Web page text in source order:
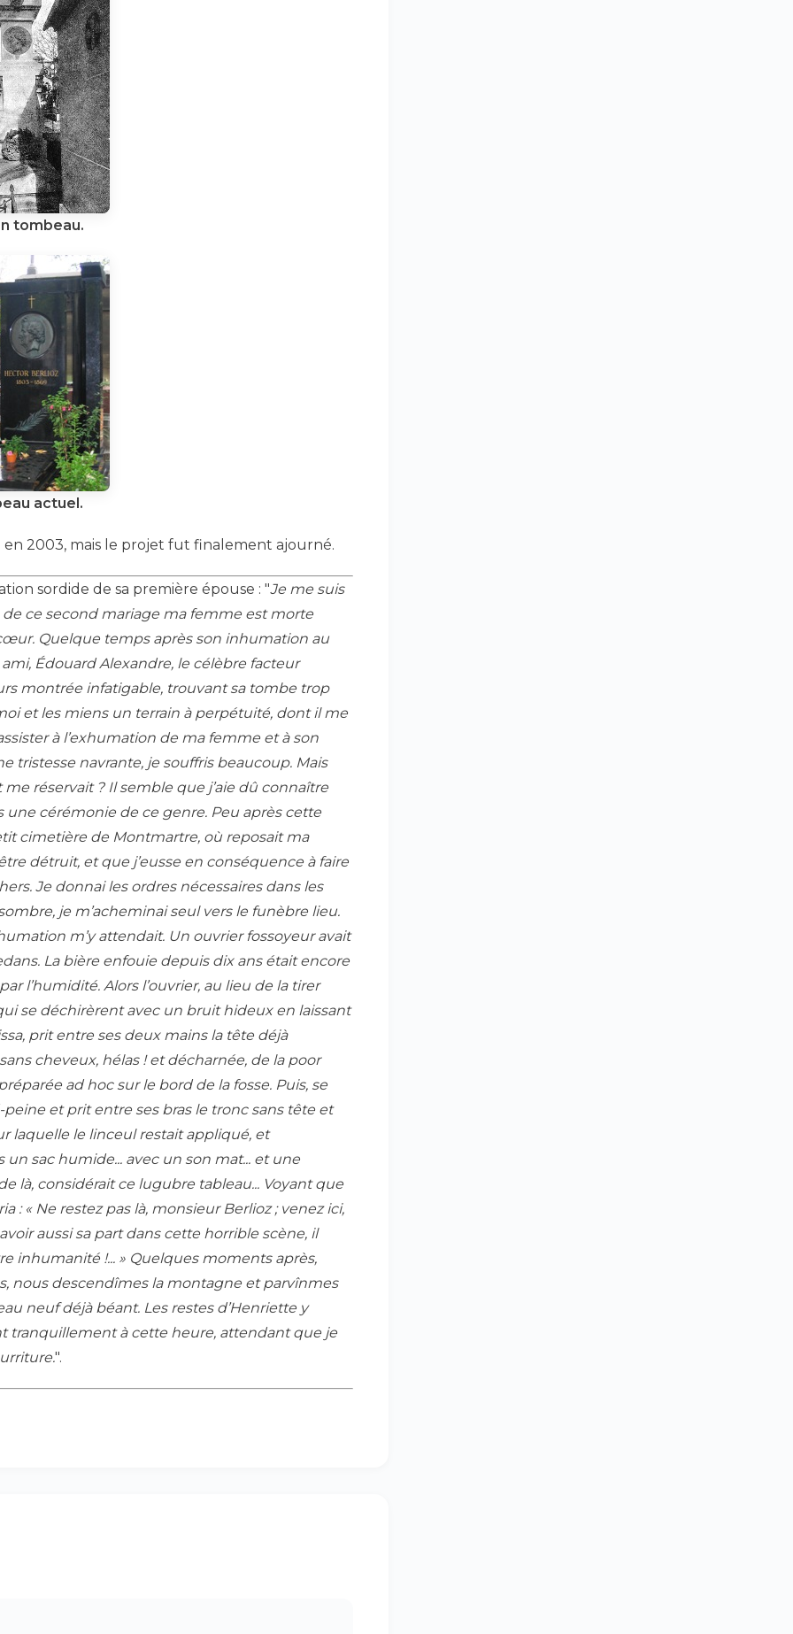
tombeau.
actuel.
2003, mais le projet fut finalement ajourné.
sordide de sa première épouse : "Je me suis
de ce second mariage ma femme est morte
Quelque temps après son inhumation au
Édouard Alexandre, le célèbre facteur
montrée infatigable, trouvant sa tombe trop
et les miens un terrain à perpétuité, dont il me
à l’exhumation de ma femme et à son
tristesse navrante, je souffris beaucoup. Mais
réservait ? Il semble que j’aie dû connaître
une cérémonie de ce genre. Peu après cette
cimetière de Montmartre, où reposait ma
détruit, et que j’eusse en conséquence à faire
Je donnai les ordres nécessaires dans les
je m’acheminai seul vers le funèbre lieu.
m’y attendait. Un ouvrier fossoyeur avait
La bière enfouie depuis dix ans était encore
l’humidité. Alors l’ouvrier, au lieu de la tirer
se déchirèrent avec un bruit hideux en laissant
prit entre ses deux mains la tête déjà
cheveux, hélas ! et décharnée, de la poor
ad hoc sur le bord de la fosse. Puis, se
et prit entre ses bras le tronc sans tête et
laquelle le linceul restait appliqué, et
sac humide... avec un son mat... et une
là, considérait ce lugubre tableau... Voyant que
: « Ne restez pas là, monsieur Berlioz ; venez ici,
aussi sa part dans cette horrible scène, il
inhumanité !... » Quelques moments après,
nous descendîmes la montagne et parvînmes
neuf déjà béant. Les restes d’Henriette y
tranquillement à cette heure, attendant que je
".